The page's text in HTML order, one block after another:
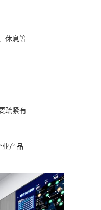
休息等
疏紧有
产品